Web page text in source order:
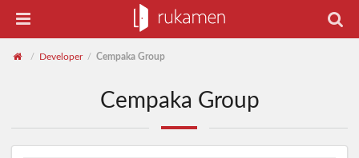
/ Developer / Cempaka Group
Cempaka Group